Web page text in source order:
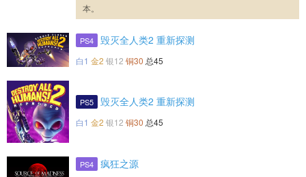
本。
PS4 毁灭全人类2 重新探测
白1 金2 银12 铜30 总45
PS5 毁灭全人类2 重新探测
白1 金2 银12 铜30 总45
PS4 疯狂之源